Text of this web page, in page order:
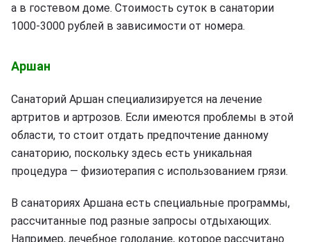
а в гостевом доме. Стоимость суток в санатории
1000-3000 рублей в зависимости от номера.
Аршан
Санаторий Аршан специализируется на лечение
артритов и артрозов. Если имеются проблемы в этой
области, то стоит отдать предпочтение данному
санаторию, поскольку здесь есть уникальная
процедура — физиотерапия с использованием грязи.
В санаториях Аршана есть специальные программы,
рассчитанные под разные запросы отдыхающих.
Например, лечебное голодание, которое рассчитано